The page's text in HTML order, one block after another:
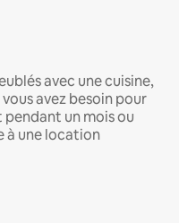
avec une cuisine,
avez besoin pour
un mois ou
à une location